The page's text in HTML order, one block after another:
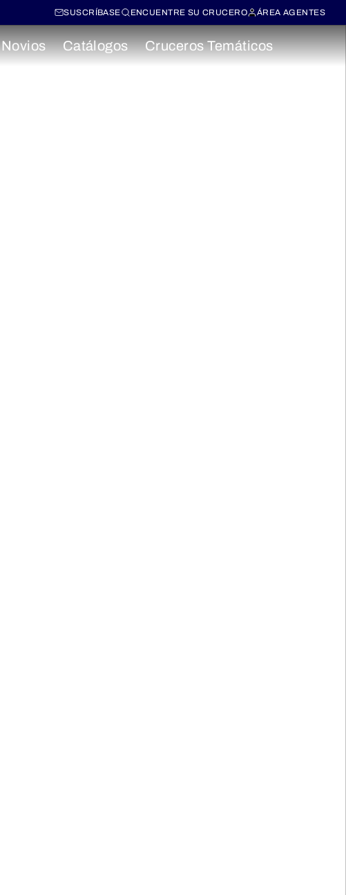
SUSCRÍBASE ENCUENTRE SU CRUCERO ÁREA AGENTES
Novios Catálogos Cruceros Temáticos